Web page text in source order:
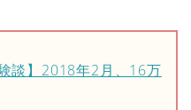
談】2018年2月、16万